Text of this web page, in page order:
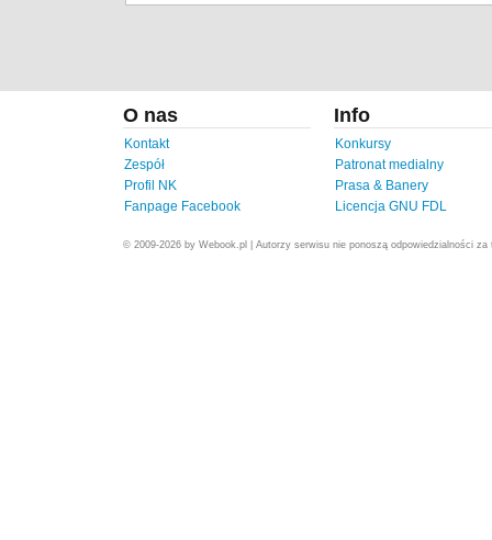
O nas
Kontakt
Zespół
Profil NK
Fanpage Facebook
Info
Konkursy
Patronat medialny
Prasa & Banery
Licencja GNU FDL
© 2009-2026 by Webook.pl | Autorzy serwisu nie ponoszą odpowiedzialności